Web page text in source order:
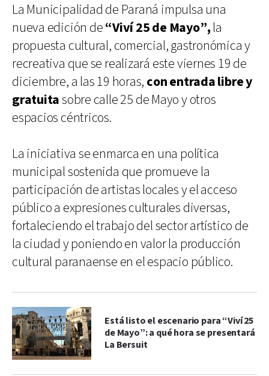
La Municipalidad de Paraná impulsa una
nueva edición de“Viví 25 de Mayo”,la
propuesta cultural, comercial, gastronómica y
recreativa que se realizará este viernes 19 de
diciembre, a las 19 horas, con entrada libre y
gratuitasobre calle 25 de Mayo y otros
espacios céntricos.
La iniciativa se enmarca en una política
municipal sostenida que promueve la
participación de artistas locales y el acceso
público a expresiones culturales diversas,
fortaleciendo el trabajo del sector artístico de
la ciudad y poniendo en valor la producción
cultural paranaense en el espacio público.
Está listo el escenario para “Viví 25
de Mayo”: a qué hora se presentará
La Bersuit